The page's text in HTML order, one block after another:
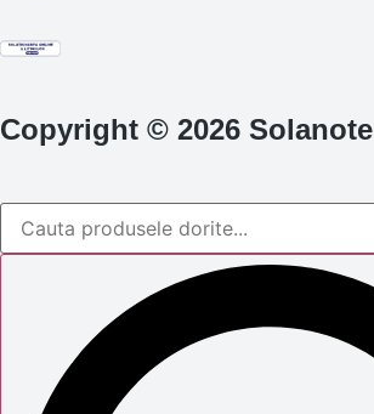
Copyright © 2026 Solanote